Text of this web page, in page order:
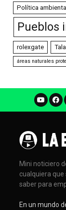
Política ambiental
Pueblos
rolexgate Tala
áreas naturales
Mini noticiero
cualquiera
saber para
En un mundo